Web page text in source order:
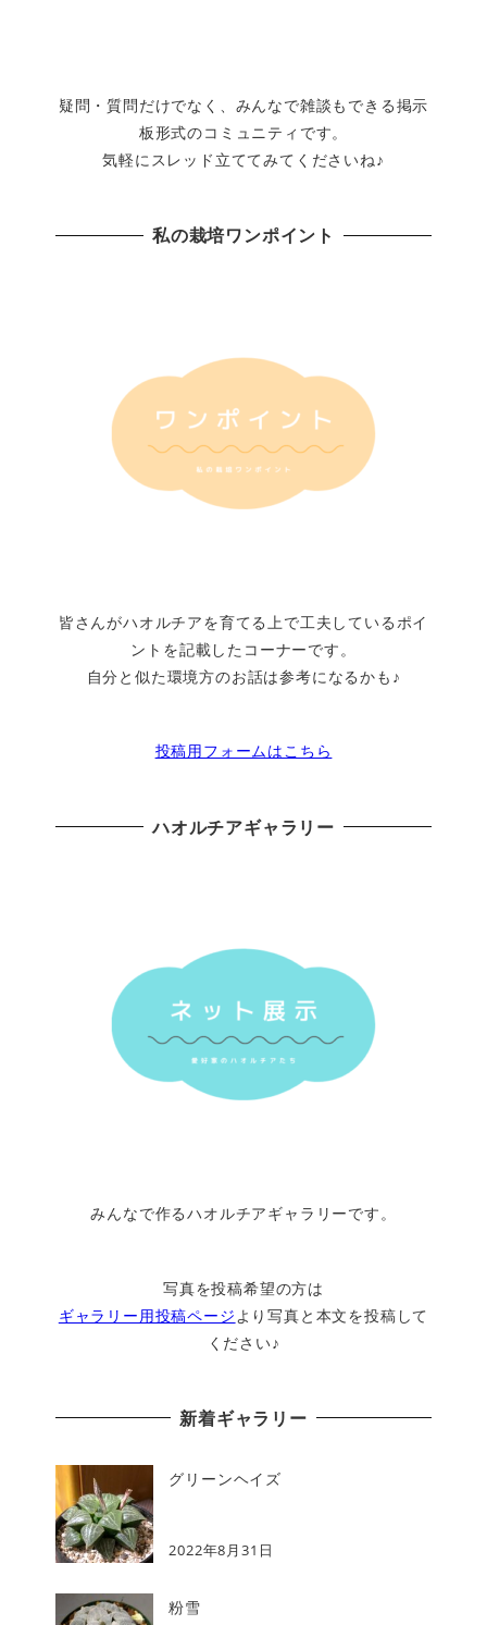
疑問・質問だけでなく、みんなで雑談もできる掲示
板形式のコミュニティです。
気軽にスレッド立ててみてくださいね♪
私の栽培ワンポイント
皆さんがハオルチアを育てる上で工夫しているポイ
ントを記載したコーナーです。
自分と似た環境方のお話は参考になるかも♪
投稿用フォームはこちら
ハオルチアギャラリー
みんなで作るハオルチアギャラリーです。
写真を投稿希望の方は
ギャラリー用投稿ページ より写真と本文を投稿して
ください♪
新着ギャラリー
グリーンヘイズ
2022年8月31日
粉雪